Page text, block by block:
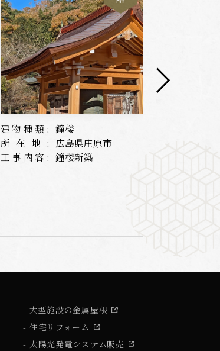
建物種類: 鐘楼
所在地: 広島県庄原市
工事内容: 鐘楼新築
大型施設の金属屋根
住宅リフォーム
太陽光発電システム販売